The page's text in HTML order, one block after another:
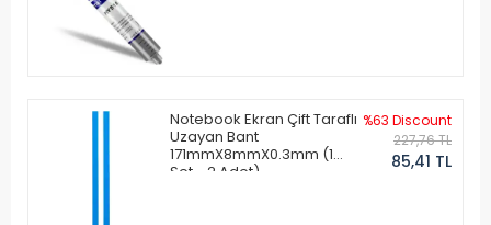
Notebook Ekran Çift Taraflı
Uzayan Bant
171mmX8mmX0.3mm (1
Set - 2 Adet)
%63 Discount
227,76 TL
85,41 TL